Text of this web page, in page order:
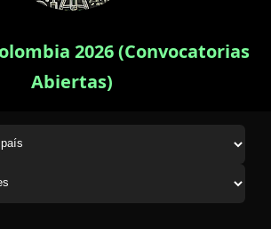
2026 (Convocatorias
Abiertas)